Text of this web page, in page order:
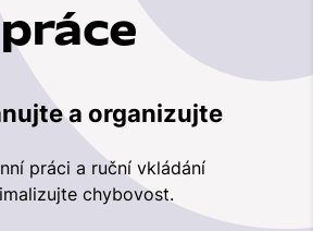
práce
a organizujte
práci a ruční vkládání
chybovost.